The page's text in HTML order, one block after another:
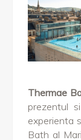
Thermae
prezentul
experienta
Bath al